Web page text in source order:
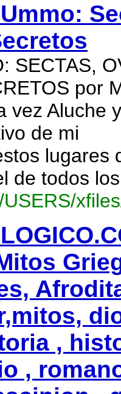
SECTAS,
por
vez Aluche
de mi
lugares
de todos
,
,